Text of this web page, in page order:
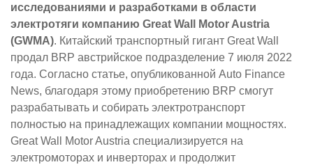
исследованиями и разработками в области
электротяги компанию Great Wall Motor Austria
(GWMA). Китайский транспортный гигант Great Wall
продал BRP австрийское подразделение 7 июля 2022
года. Согласно статье, опубликованной Auto Finance
News, благодаря этому приобретению BRP смогут
разрабатывать и собирать электротранспорт
полностью на принадлежащих компании мощностях.
Great Wall Motor Austria специализируется на
электромоторах и инверторах и продолжит